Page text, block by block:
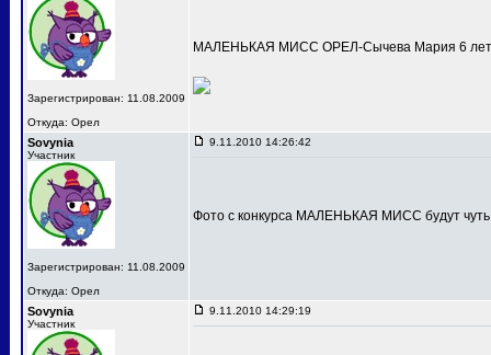
Зарегистрирован: 11.08.2009
Откуда: Орел
МАЛЕНЬКАЯ МИСС ОРЕЛ-Сычева Мария 6
Sovynia
Участник
Зарегистрирован: 11.08.2009
Откуда: Орел
9.11.2010 14:26:42
Фото с конкурса МАЛЕНЬКАЯ МИСС будут
Sovynia
Участник
9.11.2010 14:29:19